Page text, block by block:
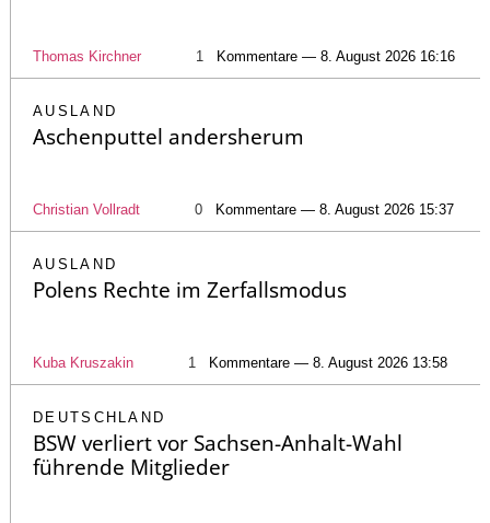
Thomas Kirchner 1 Kommentare — 8. August 2026 16:16
AUSLAND
Aschenputtel andersherum
Christian Vollradt 0 Kommentare — 8. August 2026 15:37
AUSLAND
Polens Rechte im Zerfallsmodus
Kuba Kruszakin 1 Kommentare — 8. August 2026 13:58
DEUTSCHLAND
BSW verliert vor Sachsen-Anhalt-Wahl
führende Mitglieder